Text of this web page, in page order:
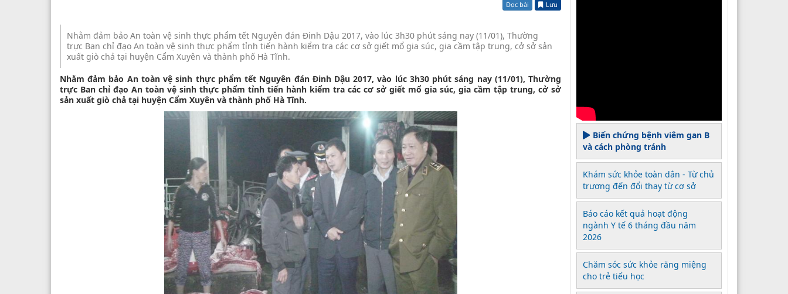
Đọc bài Lưu
Nhằm đảm bảo An toàn vệ sinh thực phẩm tết Nguyên đán Đinh Dậu 2017, vào lúc 3h30 phút sáng nay (11/01), Thường
trực Ban chỉ đạo An toàn vệ sinh thực phẩm tỉnh tiến hành kiểm tra các cơ sở giết mổ gia súc, gia cầm tập trung, cở sở sản
xuất giò chả tại huyện Cẩm Xuyên và thành phố Hà Tĩnh.
Nhằm đảm bảo An toàn vệ sinh thực phẩm tết Nguyên đán Đinh Dậu 2017, vào lúc 3h30 phút sáng nay (11/01), Thường
trực Ban chỉ đạo An toàn vệ sinh thực phẩm tỉnh tiến hành kiểm tra các cơ sở giết mổ gia súc, gia cầm tập trung, cở sở
sản xuất giò chả tại huyện Cẩm Xuyên và thành phố Hà Tĩnh.
Biến chứng bệnh viêm gan B
và cách phòng tránh
Khám sức khỏe toàn dân - Từ chủ
trương đến đổi thay từ cơ sở
Báo cáo kết quả hoạt động
ngành Y tế 6 tháng đầu năm
2026
Chăm sóc sức khỏe răng miệng
cho trẻ tiểu học